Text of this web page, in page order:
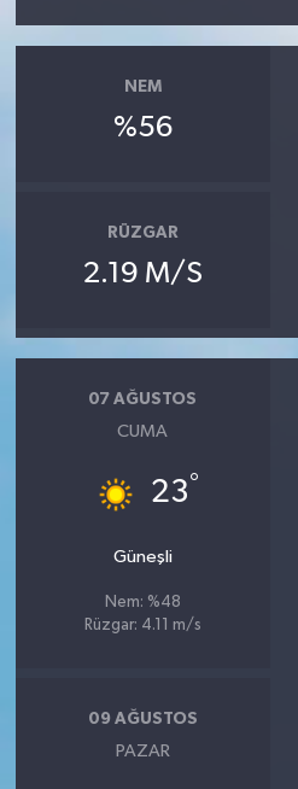
NEM
%56
RÜZGAR
2.19 M/S
07 AĞUSTOS
CUMA
23°
Güneşli
Nem: %48
Rüzgar: 4.11 m/s
09 AĞUSTOS
PAZAR